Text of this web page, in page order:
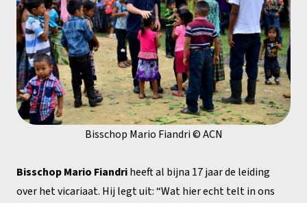
Bisschop Mario Fiandri © ACN
Bisschop Mario Fiandriheeft al bijna 17 jaar de leiding
over het vicariaat. Hij legt uit: “Wat hier echt telt in ons